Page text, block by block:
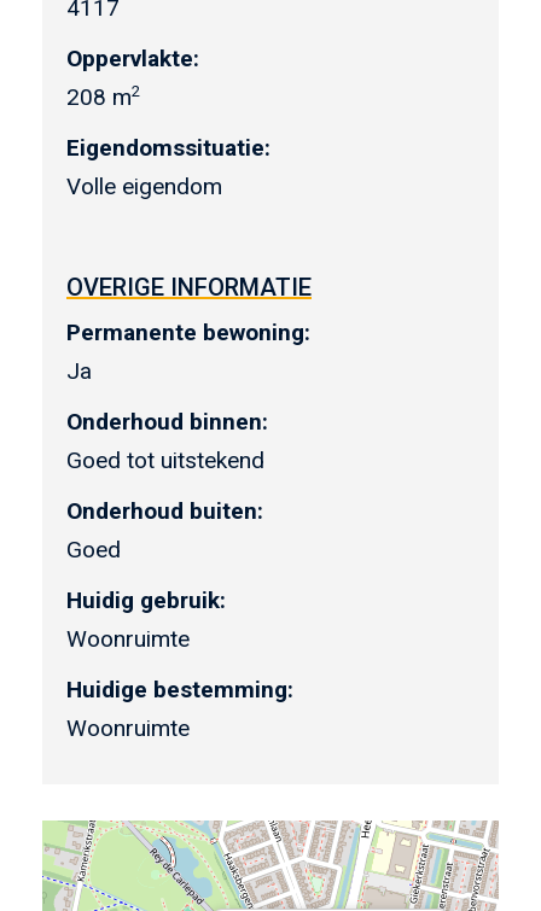
4117
Oppervlakte:
208 m2
Eigendomssituatie:
Volle eigendom
OVERIGE INFORMATIE
Permanente bewoning:
Ja
Onderhoud binnen:
Goed tot uitstekend
Onderhoud buiten:
Goed
Huidig gebruik:
Woonruimte
Huidige bestemming:
Woonruimte